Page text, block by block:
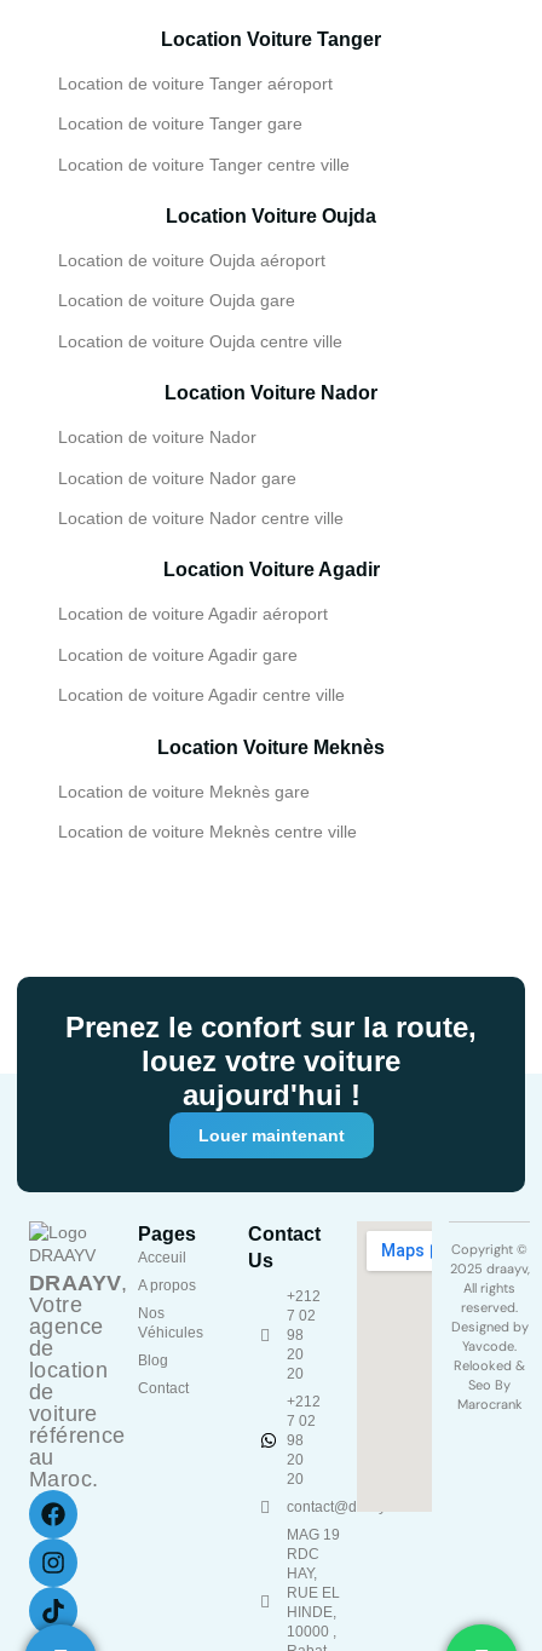
Location Voiture Tanger
Location de voiture Tanger aéroport
Location de voiture Tanger gare
Location de voiture Tanger centre ville
Location Voiture Oujda
Location de voiture Oujda aéroport
Location de voiture Oujda gare
Location de voiture Oujda centre ville
Location Voiture Nador
Location de voiture Nador
Location de voiture Nador gare
Location de voiture Nador centre ville
Location Voiture Agadir
Location de voiture Agadir aéroport
Location de voiture Agadir gare
Location de voiture Agadir centre ville
Location Voiture Meknès
Location de voiture Meknès gare
Location de voiture Meknès centre ville
Prenez le confort sur la route,
louez votre voiture
aujourd'hui !
Louer maintenant
DRAAYV,
Votre
agence
de
location
de
voiture
référence
au
Maroc.
Pages
Acceuil
A propos
Nos
Véhicules
Blog
Contact
Contact
Us
+212
7 02
98
20
20
+212
7 02
98
20
20
contact@draayv.ma
MAG 19
RDC
HAY,
RUE EL
HINDE,
10000 ,
Copyright ©
2025 draayv,
All rights
reserved.
Designed by
Yavcode.
Relooked &
Seo By
Marocrank